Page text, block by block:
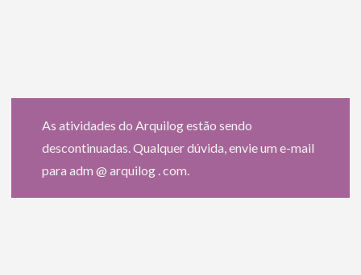
As atividades do Arquilog estão sendo
descontinuadas. Qualquer dúvida, envie um e-mail
para adm @ arquilog . com.